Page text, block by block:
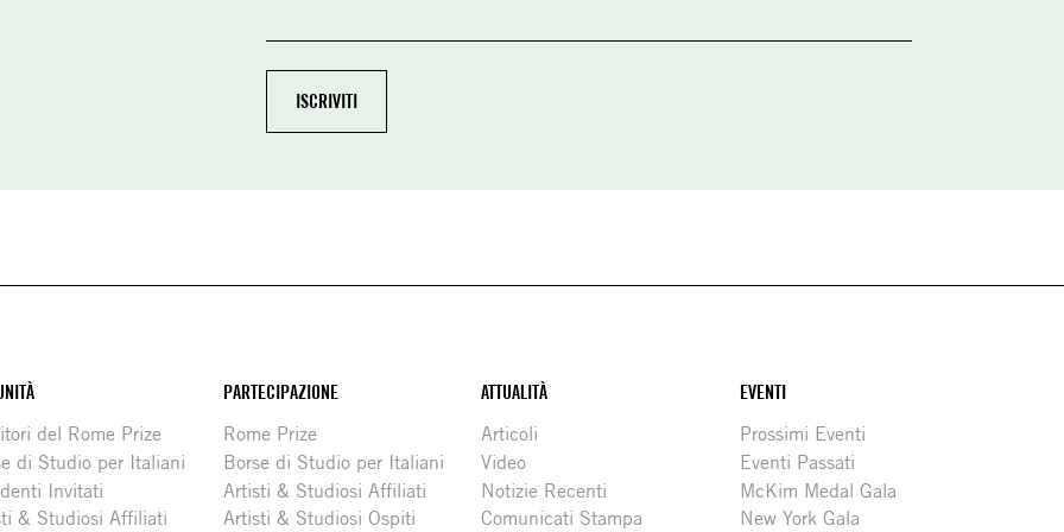
del Rome Prize
di Studio per Italiani
Invitati
& Studiosi Affiliati
PARTECIPAZIONE
Rome Prize
Borse di Studio per Italiani
Artisti & Studiosi Affiliati
Artisti & Studiosi Ospiti
ATTUALITÀ
Articoli
Video
Notizie Recenti
Comunicati Stampa
EVENTI
Prossimi Eventi
Eventi Passati
McKim Medal Gala
New York Gala